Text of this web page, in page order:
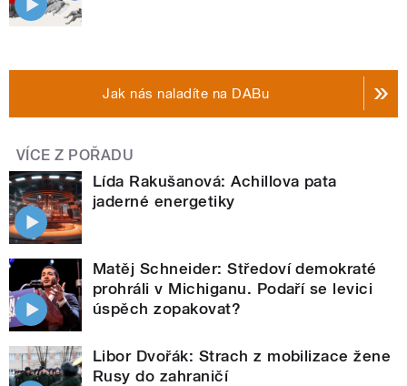
Jak nás naladíte na DABu
VÍCE Z POŘADU
Lída Rakušanová: Achillova pata
jaderné energetiky
Matěj Schneider: Středoví demokraté
prohráli v Michiganu. Podaří se levici
úspěch zopakovat?
Libor Dvořák: Strach z mobilizace žene
Rusy do zahraničí